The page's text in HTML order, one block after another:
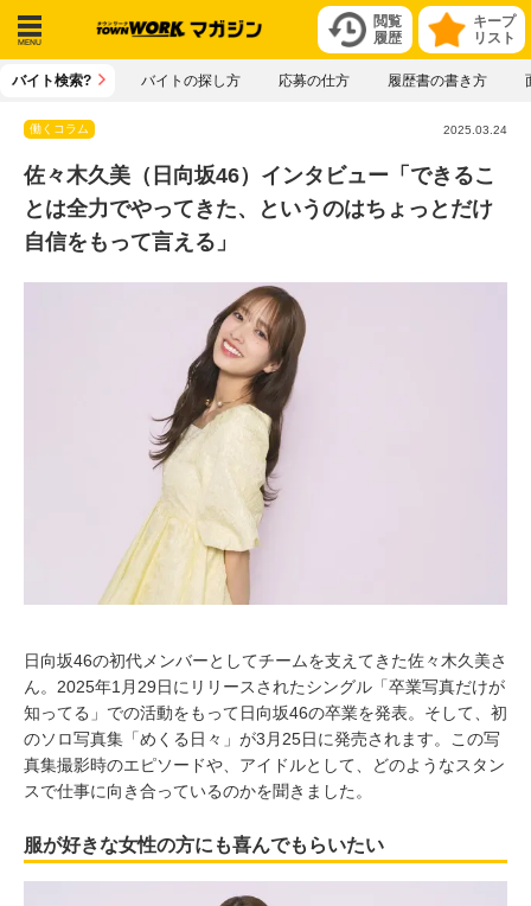
キープ
リスト
閲覧
履歴
メニ
バイト検索? バイトの探し方 応募の仕方 履歴書の書き方
働くコラム 2025.03.24
佐々木久美（日向坂46）インタビュー「できるこ
とは全力でやってきた、というのはちょっとだけ
自信をもって言える」
日向坂46の初代メンバーとしてチームを支えてきた佐々木久美さ
ん。2025年1月29日にリリースされたシングル「卒業写真だけが
知ってる」での活動をもって日向坂46の卒業を発表。そして、初
のソロ写真集「めくる日々」が3月25日に発売されます。この写
真集撮影時のエピソードや、アイドルとして、どのようなスタン
スで仕事に向き合っているのかを聞きました。
服が好きな女性の方にも喜んでもらいたい